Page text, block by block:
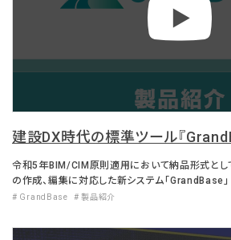
建設DX時代の標準ツール『
令和5年BIM/CIM原則適用において納品形式と
の作成、編集に対応した新システム「GrandBase」
# GrandBase # 製品紹介